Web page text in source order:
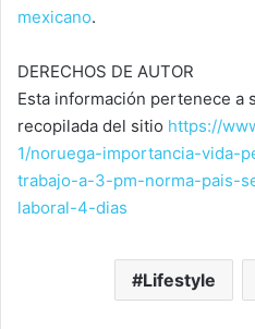
mexicano.
DERECHOS DE AUTOR
Esta información pertenece a
recopilada del sitio https://
1/noruega-importancia-vida-
trabajo-a-3-pm-norma-pais-
laboral-4-dias
Lifestyle